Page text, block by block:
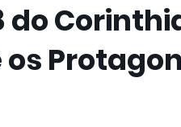
do
os